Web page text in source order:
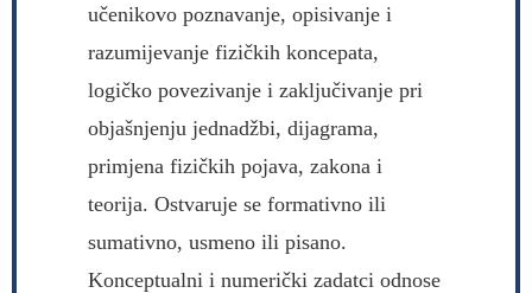
učenikovo poznavanje, opisivanje i
razumijevanje fizičkih koncepata,
logičko povezivanje i zaključivanje pri
objašnjenju jednadžbi, dijagrama,
primjena fizičkih pojava, zakona i
teorija. Ostvaruje se formativno ili
sumativno, usmeno ili pisano.
Konceptualni i numerički zadatci odnose